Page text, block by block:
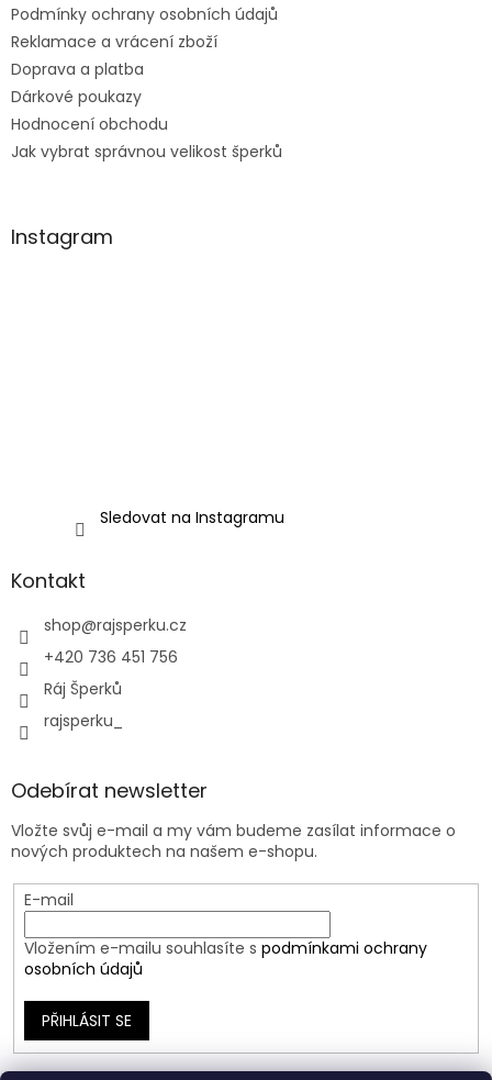
Podmínky ochrany osobních údajů
Reklamace a vrácení zboží
Doprava a platba
Dárkové poukazy
Hodnocení obchodu
Jak vybrat správnou velikost šperků
Instagram
Sledovat na Instagramu
Kontakt
shop@rajsperku.cz
+420 736 451 756
Ráj Šperků
rajsperku_
Odebírat newsletter
Vložte svůj e-mail a my vám budeme zasílat informace o
nových produktech na našem e-shopu.
E-mail
Vložením e-mailu souhlasíte s podmínkami ochrany
osobních údajů
PŘIHLÁSIT SE